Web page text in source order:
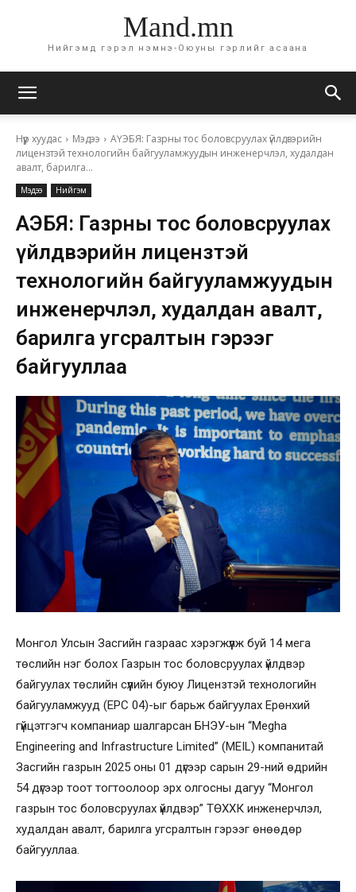
Mand.mn
Нийгэмд гэрэл нэмнэ-Оюуны гэрлийг асаана
Нүүр хуудас Мэдээ
АҮЭБЯ: Газрны тос боловсруулах үйлдвэрийн
лицензтэй технологийн байгууламжуудын инженерчлэл, худалдан
авалт, барилга...
Мэдээ Нийгэм
АҮЭБЯ: Газрны тос боловсруулах
үйлдвэрийн лицензтэй
технологийн байгууламжуудын
инженерчлэл, худалдан авалт,
барилга угсралтын гэрээг
байгууллаа
Монгол Улсын Засгийн газраас хэрэгжүүлж буй 14 мега
төслийн нэг болох Газрын тос боловсруулах үйлдвэр
байгуулах төслийн сүүлийн буюу Лицензтэй технологийн
байгууламжууд (EPC 04)-ыг барьж байгуулах Ерөнхий
гүйцэтгэгч компаниар шалгарсан БНЭУ-ын “Megha
Engineering and Infrastructure Limited” (MEIL) компанитай
Засгийн газрын 2025 оны 01 дүгээр сарын 29-ний өдрийн
54 дүгээр тоот тогтоолоор эрх олгосны дагуу “Монгол
газрын тос боловсруулах үйлдвэр” ТӨХХК инженерчлэл,
худалдан авалт, барилга угсралтын гэрээг өнөөдөр
байгууллаа.